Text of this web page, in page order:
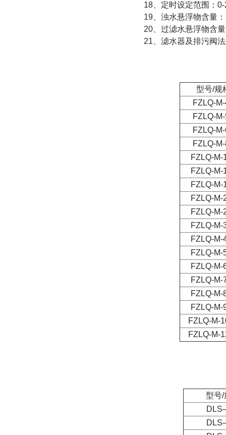
18、定时设定范围：
19、浊水悬浮物含量
20、过滤水悬浮物含
21、滤水器及排污阀
型号/规
FZLQ-
FZLQ-
FZLQ-
FZLQ-
FZLQ-M-
FZLQ-M-
FZLQ-M-
FZLQ-M-
FZLQ-M-
FZLQ-M-
FZLQ-M-
FZLQ-M-
FZLQ-M-
FZLQ-M-
FZLQ-M-
FZLQ-M-
FZLQ-M-
FZLQ-M-
型号/